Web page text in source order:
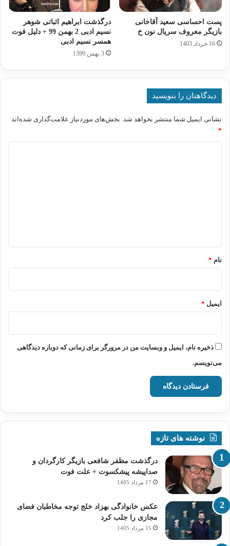
پست احساسی سعید آقاخانی
بازیگر معروف سریال نون خ
16 خرداد 1403
درگذشت ابراهیم اثباتی شوهر
نسیم ادبی 2 بهمن 99 + دلیل فوت
همسر نسیم ادبی
3 بهمن 1399
دیدگاهتان را بنویسید
نشانی ایمیل شما منتشر نخواهد شد. بخش‌های موردنیاز علامت‌گذاری شده‌اند
*
نام *
ایمیل *
ذخیره نام، ایمیل و وبسایت من در مرورگر برای زمانی که دوباره دیدگاهی
می‌نویسم.
نوشته های تازه
درگذشت مظفر شافعی بازیگر کارگردان و
صداپیشه پیشکسوت + علت فوت
17 مرداد 1405
عکس خانوادگی بهزاد خلج توجه مخاطبان فضای
مجازی را جلب کرد
15 مرداد 1405